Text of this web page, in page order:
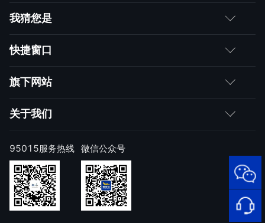
95015
网络安
全服务
热线
我猜您是
客户
合作伙伴
求职者
快捷窗口
如何购买
产品注册与激活
样本上报
奇安信天守安全软件
顽固病毒专杀工具
旗下网站
网神
技术研究院
威胁情报中心
补天漏洞响应平台
关于我们
公司简介
公司新闻
发展历程
95015服务热线 微信公众号